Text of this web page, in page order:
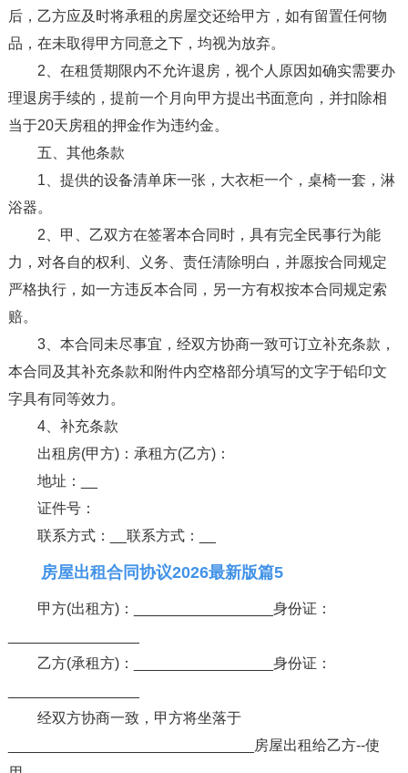
后，乙方应及时将承租的房屋交还给甲方，如有留置任何物
品，在未取得甲方同意之下，均视为放弃。
2、在租赁期限内不允许退房，视个人原因如确实需要办
理退房手续的，提前一个月向甲方提出书面意向，并扣除相
当于20天房租的押金作为违约金。
五、其他条款
1、提供的设备清单床一张，大衣柜一个，桌椅一套，淋
浴器。
2、甲、乙双方在签署本合同时，具有完全民事行为能
力，对各自的权利、义务、责任清除明白，并愿按合同规定
严格执行，如一方违反本合同，另一方有权按本合同规定索
赔。
3、本合同未尽事宜，经双方协商一致可订立补充条款，
本合同及其补充条款和附件内空格部分填写的文字于铅印文
字具有同等效力。
4、补充条款
出租房(甲方)：承租方(乙方)：
地址：__
证件号：
联系方式：__联系方式：__
房屋出租合同协议2026最新版篇5
甲方(出租方)：_________________身份证：
乙方(承租方)：_________________身份证：
经双方协商一致，甲方将坐落于
______________________________房屋出租给乙方--使